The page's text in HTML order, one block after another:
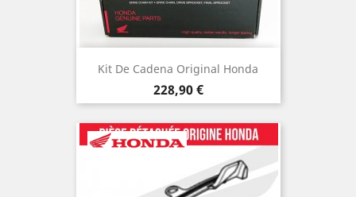
Kit De Cadena Original Honda
Precio
228,90 €